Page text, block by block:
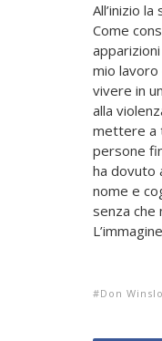
All’inizio
Come
mio lavoro
vivere in
alla
mettere a
persone
ha dovuto
nome e
senza che
Don